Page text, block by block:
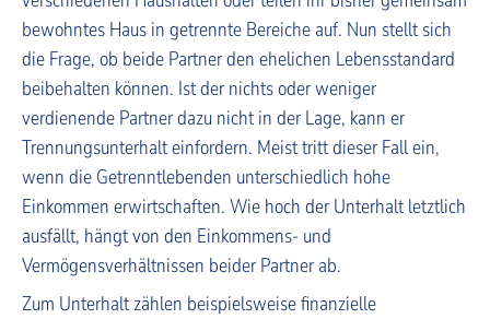
bewohntes Haus in getrennte Bereiche auf. Nun stellt sich
die Frage, ob beide Partner den ehelichen Lebensstandard
beibehalten können. Ist der nichts oder weniger
verdienende Partner dazu nicht in der Lage, kann er
Trennungsunterhalt einfordern. Meist tritt dieser Fall ein,
wenn die Getrenntlebenden unterschiedlich hohe
Einkommen erwirtschaften. Wie hoch der Unterhalt letztlich
ausfällt, hängt von den Einkommens- und
Vermögensverhältnissen beider Partner ab.
Zum Unterhalt zählen beispielsweise finanzielle